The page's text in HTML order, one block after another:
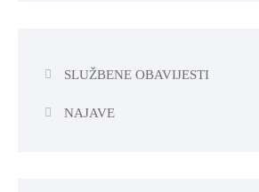
SLUŽBENE OBAVIJESTI
NAJAVE